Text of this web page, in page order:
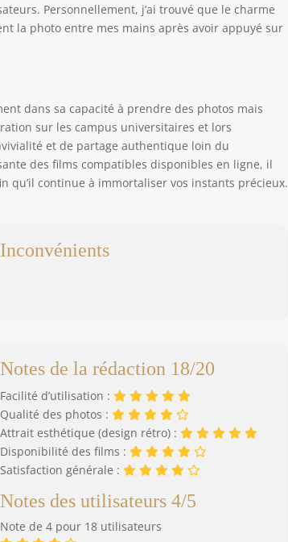
Personnellement, j’ai trouvé que le charme
la photo entre mes mains après avoir appuyé sur
dans sa capacité à prendre des photos mais
sur les campus universitaires et lors
et de partage authentique loin du
des films compatibles disponibles en ligne, il
continue à immortaliser vos instants précieux.
Inconvénients
Notes de la rédaction 18/20
Facilité d’utilisation :
Qualité des photos :
Attrait esthétique (design rétro) :
Disponibilité des films :
Satisfaction générale :
Notes des utilisateurs 4/5
Note de 4 pour 18 utilisateurs